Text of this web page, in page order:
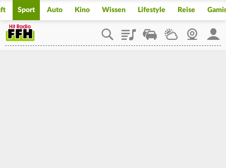
Sport Auto Kino Wissen Lifestyle Reise
PlaylistStaupilotWetterWebcam